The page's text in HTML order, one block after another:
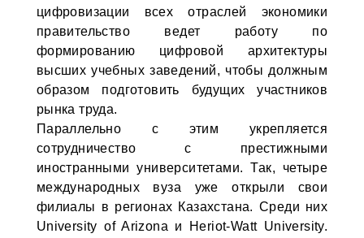
цифровизации всех отраслей экономики
правительство ведет работу по
формированию цифровой архитектуры
высших учебных заведений, чтобы должным
образом подготовить будущих участников
рынка труда.
Параллельно с этим укрепляется
сотрудничество с престижными
иностранными университетами. Так, четыре
международных вуза уже открыли свои
филиалы в регионах Казахстана. Среди них
University of Arizona и Heriot-Watt University.